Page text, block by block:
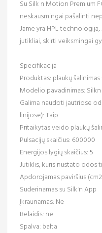
Su Silk n Motion Premium
neskausmingai pašalinti
Jame yra HPL
jutikliai, skirti veiksmingai
Specifikacija
Produktas: plaukų šalinimas
Modelio pavadinimas: Silkn
Galima naudoti jautriose
linijose): Taip
Pritaikytas veido plaukų
Pulsacijų skaičius: 600000
Energijos lygių skaičius: 5
Jutiklis, kuris nustato odos
Apdorojamas paviršius
Suderinamas su Silk'n App
Įkraunamas: Ne
Belaidis: ne
Spalva: balta